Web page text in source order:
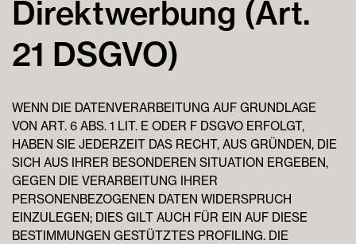
Direktwerbung (Art.
21 DSGVO)
WENN DIE DATENVERARBEITUNG AUF GRUNDLAGE
VON ART. 6 ABS. 1 LIT. E ODER F DSGVO ERFOLGT,
HABEN SIE JEDERZEIT DAS RECHT, AUS GRÜNDEN, DIE
SICH AUS IHRER BESONDEREN SITUATION ERGEBEN,
GEGEN DIE VERARBEITUNG IHRER
PERSONENBEZOGENEN DATEN WIDERSPRUCH
EINZULEGEN; DIES GILT AUCH FÜR EIN AUF DIESE
BESTIMMUNGEN GESTÜTZTES PROFILING. DIE